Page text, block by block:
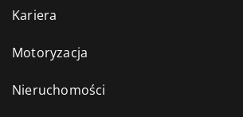
Kariera
Motoryzacja
Nieruchomości